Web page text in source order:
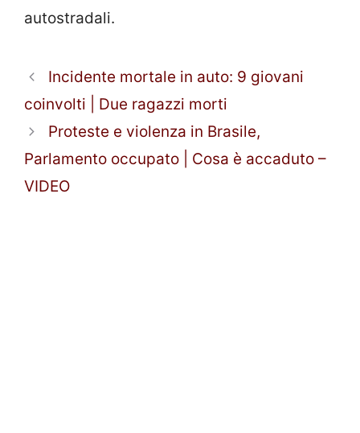
autostradali.
Incidente mortale in auto: 9 giovani
coinvolti | Due ragazzi morti
Proteste e violenza in Brasile,
Parlamento occupato | Cosa è accaduto –
VIDEO